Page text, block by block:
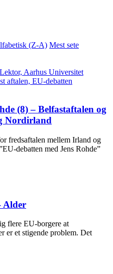
(Z-A) Mest sete
(8) – Belfastaftalen og
Nordirland
fredsaftalen mellem Irland og
debatten med Jens Rohde”
Alder
flere EU-borgere at
er et stigende problem. Det